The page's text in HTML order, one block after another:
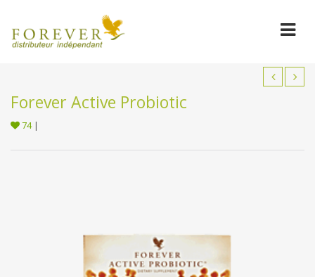
Forever Active Probiotic
74|